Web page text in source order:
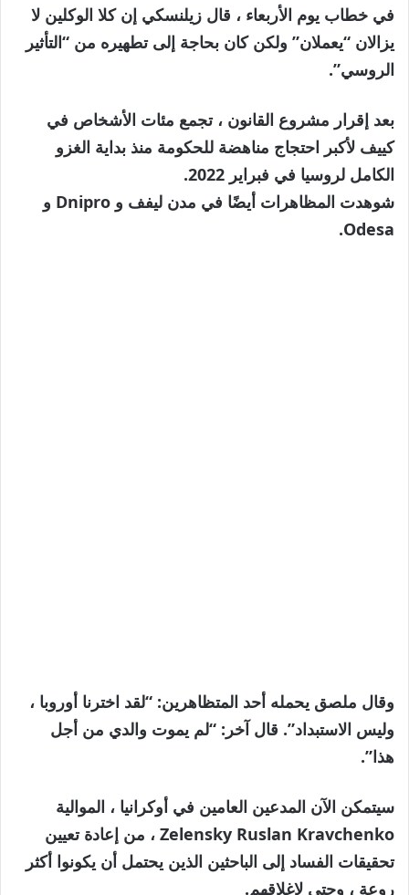
في خطاب يوم الأربعاء ، قال زيلنسكي إن كلا الوكلين لا
يزالان “يعملان” ولكن كان بحاجة إلى تطهيره من “التأثير
الروسي”.
بعد إقرار مشروع القانون ، تجمع مئات الأشخاص في
كييف لأكبر احتجاج مناهضة للحكومة منذ بداية الغزو
الكامل لروسيا في فبراير 2022.
شوهدت المظاهرات أيضًا في مدن ليفف و Dnipro و
Odesa.
وقال ملصق يحمله أحد المتظاهرين: “لقد اخترنا أوروبا ،
وليس الاستبداد”. قال آخر: “لم يموت والدي من أجل
هذا”.
سيتمكن الآن المدعين العامين في أوكرانيا ، الموالية
Zelensky Ruslan Kravchenko ، من إعادة تعيين
تحقيقات الفساد إلى الباحثين الذين يحتمل أن يكونوا أكثر
روعة ، وحتى لإغلاقهم.